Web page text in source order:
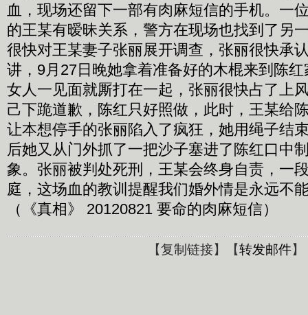
血，现场还留下一部有肉麻短信的手机。一
的王某有暧昧关系，警方在现场也找到了另
很快对王某妻子张丽展开调查，张丽很快承
讲，9月27日晚她拿着准备好的木棍来到陈
女人一见面就厮打在一起，张丽很快占了上
己下跪道歉，陈红只好照做，此时，王某给
让本想停手的张丽陷入了疯狂，她用绳子结
后她又从门外抓了一把沙子塞进了陈红口中
象。张丽被判处死刑，王某会终身自责，一
庭，这场血的教训提醒我们婚外情是永远不
（《真相》 20120821 要命的肉麻短信）
【复制链接】【转发邮件】